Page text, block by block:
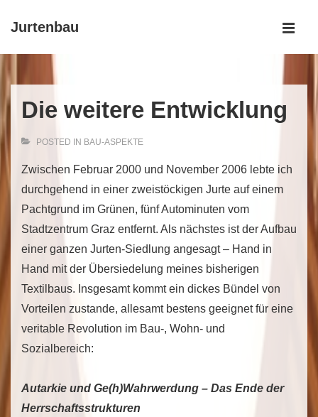
Skip
Content
Jurtenbau
Navigation
Die weitere Entwicklung
POSTED IN BAU-ASPEKTE
Zwischen Februar 2000 und November 2006 lebte ich
durchgehend in einer zweistöckigen Jurte auf einem
Pachtgrund im Grünen, fünf Autominuten vom
Stadtzentrum Graz entfernt. Als nächstes ist der Aufbau
einer ganzen Jurten-Siedlung angesagt – Hand in
Hand mit der Übersiedelung meines bisherigen
Textilbaus. Insgesamt kommt ein dickes Bündel von
Vorteilen zustande, allesamt bestens geeignet für eine
veritable Revolution im Bau-, Wohn- und
Sozialbereich:
Autarkie und Ge(h)Wahrwerdung – Das Ende der
Herrschaftsstrukturen